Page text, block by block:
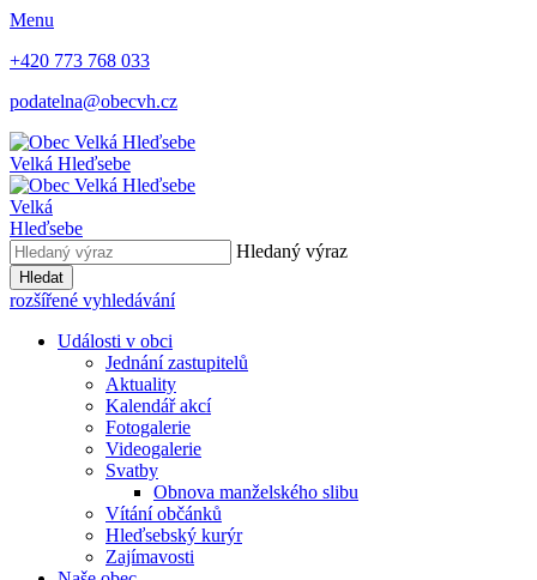
Menu
+420 773 768 033
podatelna@obecvh.cz
Velká Hleďsebe
Velká
Hleďsebe
Hledaný výraz
Hledat
rozšířené vyhledávání
Události v obci
Jednání zastupitelů
Aktuality
Kalendář akcí
Fotogalerie
Videogalerie
Svatby
Obnova manželského slibu
Vítání občánků
Hleďsebský kurýr
Zajímavosti